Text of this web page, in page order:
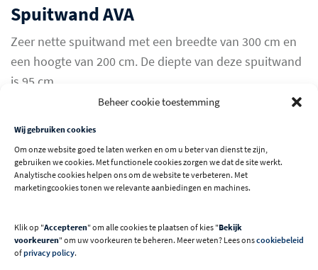
Beheer cookie toestemming
Wij gebruiken cookies
Om onze website goed te laten werken en om u beter van dienst te zijn,
gebruiken we cookies. Met functionele cookies zorgen we dat de site werkt.
Analytische cookies helpen ons om de website te verbeteren. Met
marketingcookies tonen we relevante aanbiedingen en machines.
Klik op "Accepteren" om alle cookies te plaatsen of kies "Bekijk
voorkeuren" om uw voorkeuren te beheren. Meer weten? Lees onscookiebeleid
ofprivacy policy.
Spuitwand AVA
Zeer nette spuitwand met een breedte van 300 cm en
een hoogte van 200 cm. De diepte van deze spuitwand
is 95 cm.
ANDERE GEBRUIKTE MACHINES